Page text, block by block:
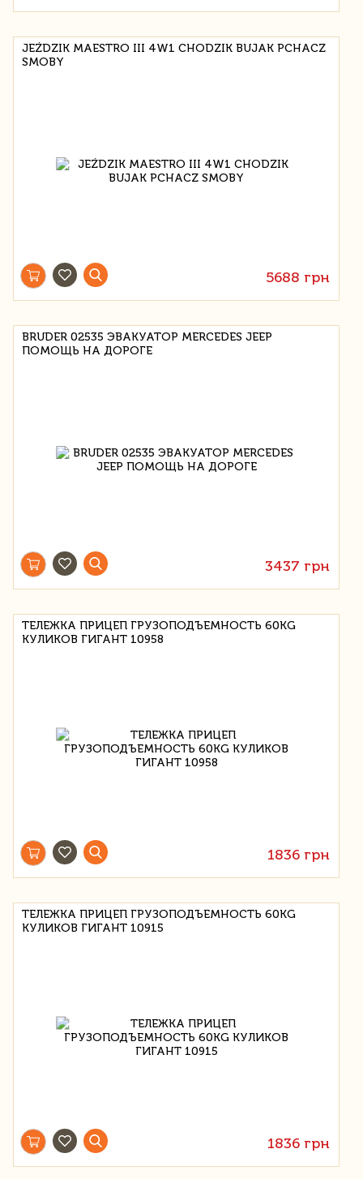
JEŹDZIK MAESTRO III 4W1 CHODZIK BUJAK PCHACZ
SMOBY
5688 грн
BRUDER 02535 ЭВАКУАТОР MERCEDES JEEP
ПОМОЩЬ НА ДОРОГЕ
3437 грн
ТЕЛЕЖКА ПРИЦЕП ГРУЗОПОДЪЕМНОСТЬ 60KG
КУЛИКОВ ГИГАНТ 10958
1836 грн
ТЕЛЕЖКА ПРИЦЕП ГРУЗОПОДЪЕМНОСТЬ 60KG
КУЛИКОВ ГИГАНТ 10915
1836 грн